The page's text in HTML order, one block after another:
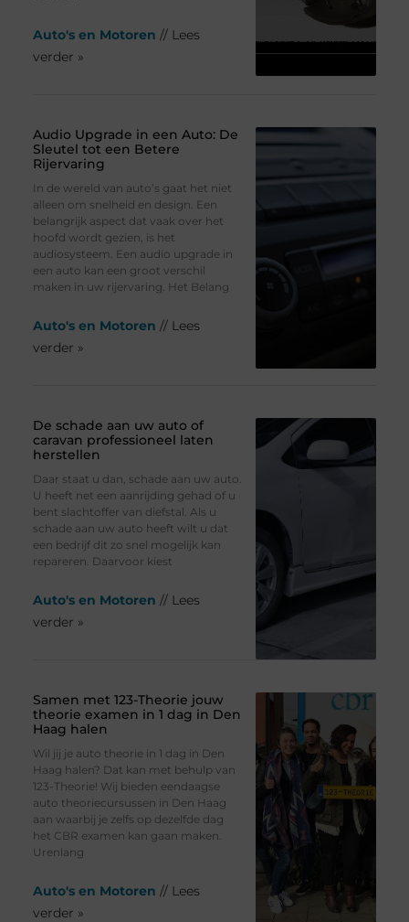
Auto's en Motoren // Lees
verder »
Audio Upgrade in een Auto: De
Sleutel tot een Betere
Rijervaring
In de wereld van auto’s gaat het niet
alleen om snelheid en design. Een
belangrijk aspect dat vaak over het
hoofd wordt gezien, is het
audiosysteem. Een audio upgrade in
een auto kan een groot verschil
maken in uw rijervaring. Het Belang
Auto's en Motoren // Lees
verder »
De schade aan uw auto of
caravan professioneel laten
herstellen
Daar staat u dan, schade aan uw auto.
U heeft net een aanrijding gehad of u
bent slachtoffer van diefstal. Als u
schade aan uw auto heeft wilt u dat
een bedrijf dit zo snel mogelijk kan
repareren. Daarvoor kiest
Auto's en Motoren // Lees
verder »
Samen met 123-Theorie jouw
theorie examen in 1 dag in Den
Haag halen
Wil jij je auto theorie in 1 dag in Den
Haag halen? Dat kan met behulp van
123-Theorie! Wij bieden eendaagse
auto theoriecursussen in Den Haag
aan waarbij je zelfs op dezelfde dag
het CBR examen kan gaan maken.
Urenlang
Auto's en Motoren // Lees
verder »